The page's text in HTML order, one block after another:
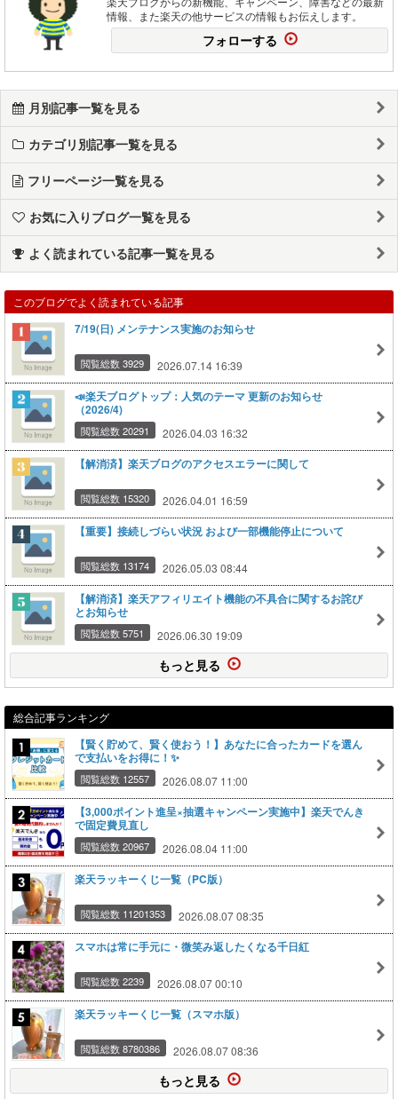
情報、また楽天の他サービスの情報もお伝えします。
フォローする
月別記事一覧を見る
カテゴリ別記事一覧を見る
フリーページ一覧を見る
お気に入りブログ一覧を見る
よく読まれている記事一覧を見る
このブログでよく読まれている記事
7/19(日) メンテナンス実施のお知らせ
閲覧総数 3929 2026.07.14 16:39
📣楽天ブログトップ：人気のテーマ 更新のお知らせ
（2026/4)
閲覧総数 20291 2026.04.03 16:32
【解消済】楽天ブログのアクセスエラーに関して
閲覧総数 15320 2026.04.01 16:59
【重要】接続しづらい状況 および一部機能停止について
閲覧総数 13174 2026.05.03 08:44
【解消済】楽天アフィリエイト機能の不具合に関するお詫び
とお知らせ
閲覧総数 5751 2026.06.30 19:09
もっと見る
総合記事ランキング
【賢く貯めて、賢く使おう！】あなたに合ったカードを選ん
で支払いをお得に！✨
閲覧総数 12557 2026.08.07 11:00
【3,000ポイント進呈×抽選キャンペーン実施中】楽天でんき
で固定費見直し
閲覧総数 20967 2026.08.04 11:00
楽天ラッキーくじ一覧（PC版）
閲覧総数 11201353 2026.08.07 08:35
スマホは常に手元に・微笑み返したくなる千日紅
閲覧総数 2239 2026.08.07 00:10
楽天ラッキーくじ一覧（スマホ版）
閲覧総数 8780386 2026.08.07 08:36
もっと見る